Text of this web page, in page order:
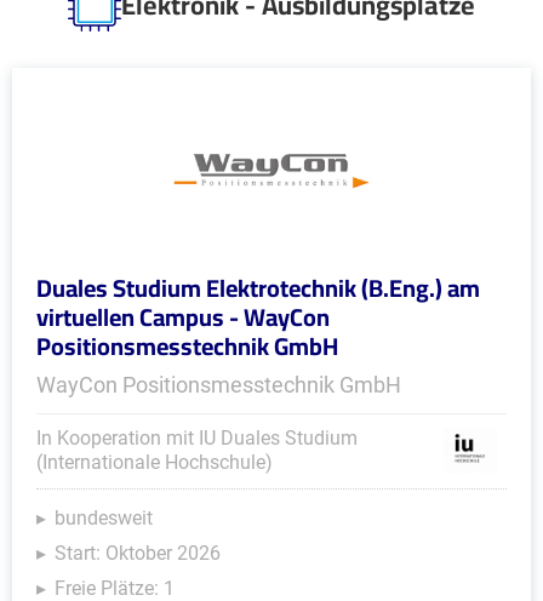
Duales Studium Elektrotechnik (B.Eng.) am
virtuellen Campus - WayCon
Positionsmesstechnik GmbH
WayCon Positionsmesstechnik GmbH
In Kooperation mit IU Duales Studium
(Internationale Hochschule)
bundesweit
Start: Oktober 2026
Freie Plätze: 1